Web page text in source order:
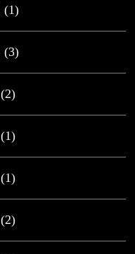
(1)
(3)
(2)
(1)
(1)
(2)